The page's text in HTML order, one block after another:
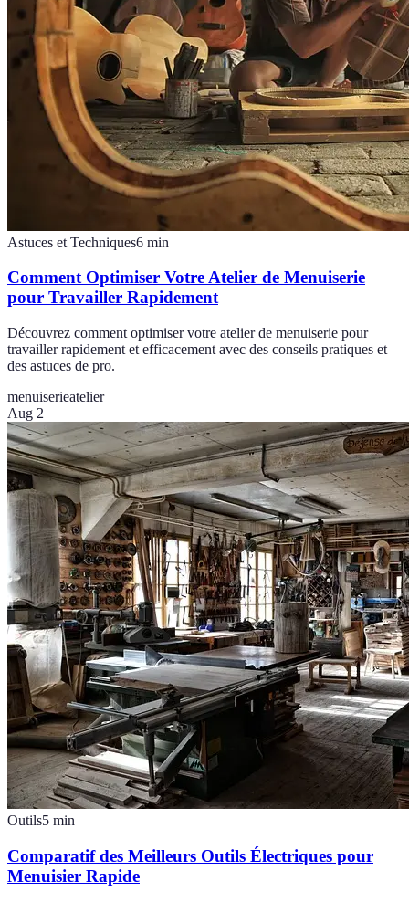
Astuces et Techniques6 min
Comment Optimiser Votre Atelier de Menuiserie
pour Travailler Rapidement
Découvrez comment optimiser votre atelier de menuiserie pour
travailler rapidement et efficacement avec des conseils pratiques et
des astuces de pro.
menuiserieatelier
Aug 2
Outils5 min
Comparatif des Meilleurs Outils Électriques pour
Menuisier Rapide